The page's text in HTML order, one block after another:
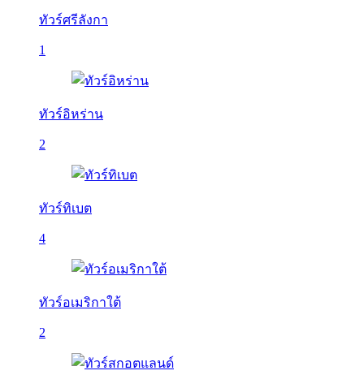
ทัวร์ศรีลังกา
1
ทัวร์อิหร่าน
2
ทัวร์ทิเบต
4
ทัวร์อเมริกาใต้
2